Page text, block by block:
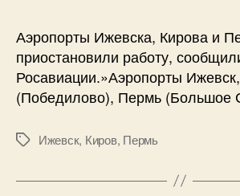
Аэропорты Ижевска, Кирова и
приостановили работу,
Росавиации.»Аэропорты
(Победилово), Пермь (Большое
МеткиИжевск, Киров, Пермь